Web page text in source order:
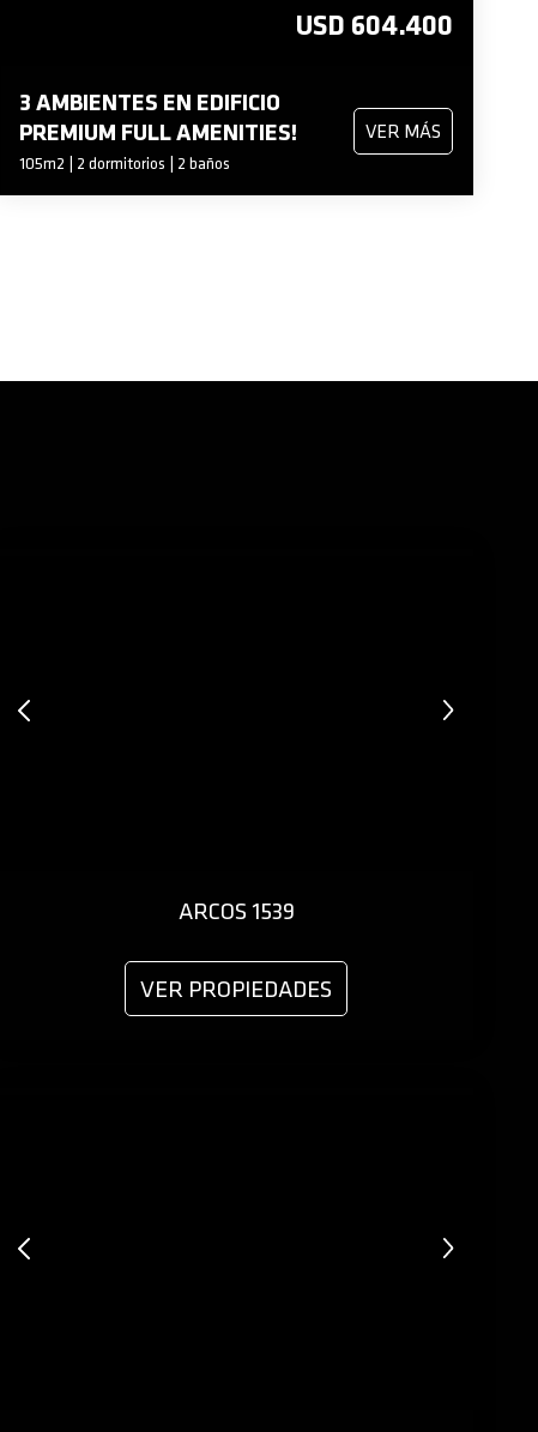
USD 604.400
3 AMBIENTES EN EDIFICIO
PREMIUM FULL AMENITIES!
105m2 | 2 dormitorios | 2 baños
VER MÁS
ARCOS 1539
VER PROPIEDADES